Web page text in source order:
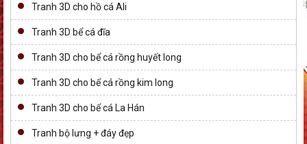
Tranh 3D cho hồ cá Ali
Tranh 3D bể cá đĩa
Tranh 3D cho bể cá rồng huyết long
Tranh 3D cho bể cá rồng kim long
Tranh 3D cho bể cá La Hán
Tranh bộ lưng + đáy đẹp